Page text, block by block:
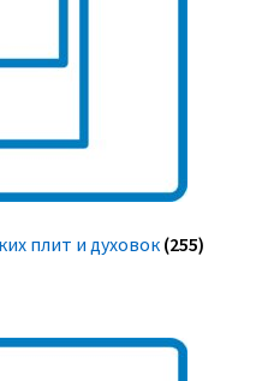
плит и духовок (255)